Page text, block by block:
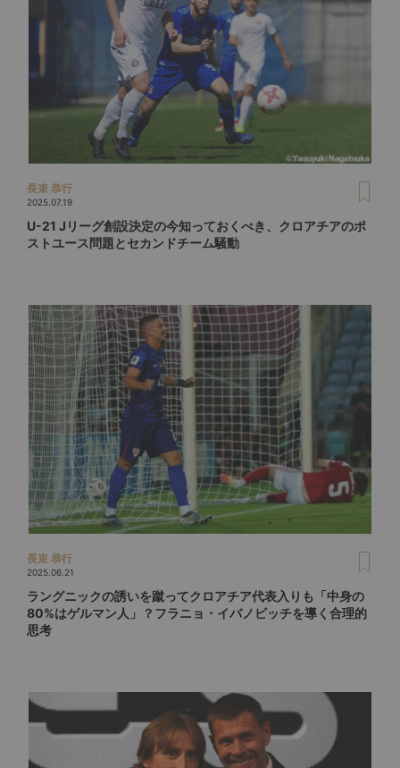
長束 恭行
2025.07.19
U-21 Jリーグ創設決定の今知っておくべき、クロアチアのポ
ストユース問題とセカンドチーム騒動
長束 恭行
2025.06.21
ラングニックの誘いを蹴ってクロアチア代表入りも「中身の
80%はゲルマン人」？フラニョ・イバノビッチを導く合理的
思考